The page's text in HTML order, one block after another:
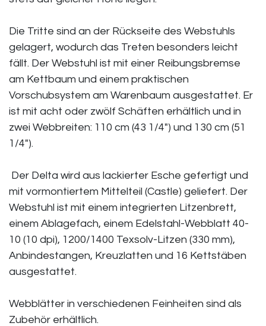
Die Tritte sind an der Rückseite des Webstuhls
gelagert, wodurch das Treten besonders leicht
fällt. Der Webstuhl ist mit einer Reibungsbremse
am Kettbaum und einem praktischen
Vorschubsystem am Warenbaum ausgestattet. Er
ist mit acht oder zwölf Schäften erhältlich und in
zwei Webbreiten: 110 cm (43 1/4") und 130 cm (51
1/4").
Der Delta wird aus lackierter Esche gefertigt und
mit vormontiertem Mittelteil (Castle) geliefert. Der
Webstuhl ist mit einem integrierten Litzenbrett,
einem Ablagefach, einem Edelstahl-Webblatt 40-
10 (10 dpi), 1200/1400 Texsolv-Litzen (330 mm),
Anbindestangen, Kreuzlatten und 16 Kettstäben
ausgestattet.
Webblätter in verschiedenen Feinheiten sind als
Zubehör erhältlich.